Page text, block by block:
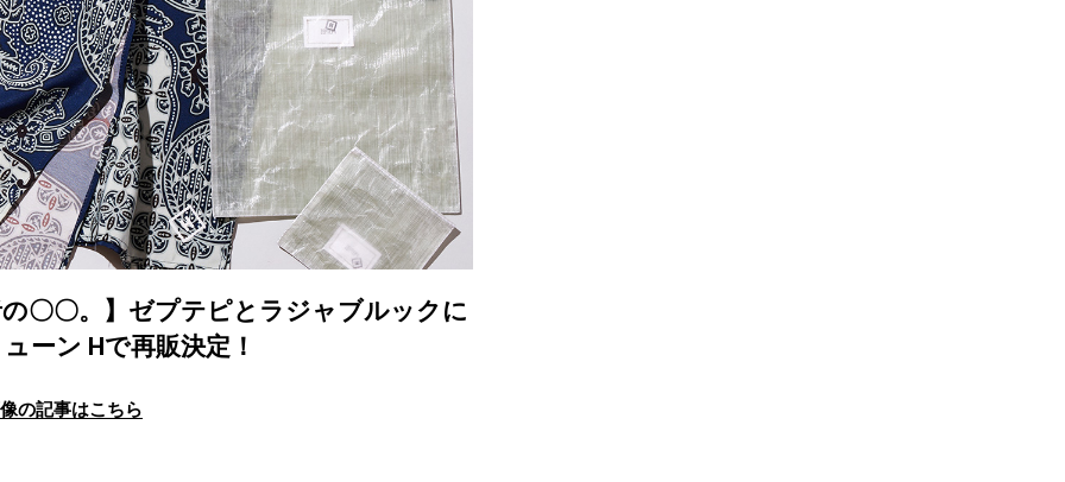
〇〇。】ゼプテピとラジャブルックに
ーン Hで再販決定！
の記事はこちら